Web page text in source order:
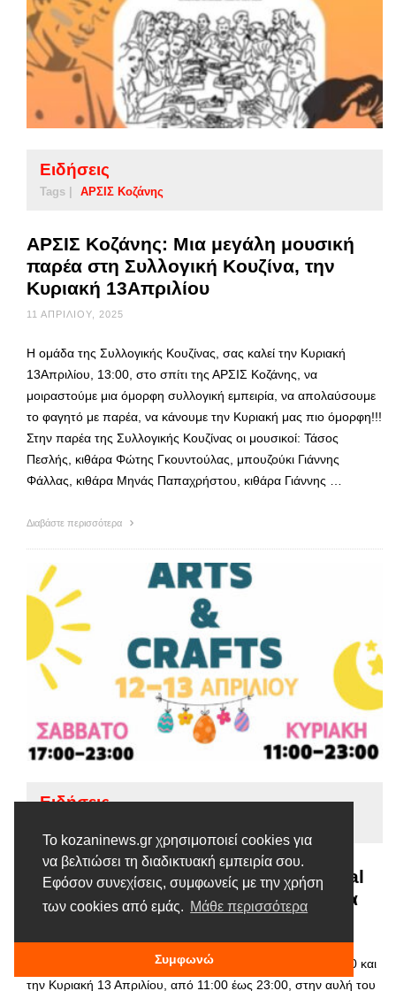
Το kozaninews.gr χρησιμοποιεί cookies για
να βελτιώσει τη διαδικτυακή εμπειρία σου.
Εφόσον συνεχίσεις, συμφωνείς με την χρήση
των cookies από εμάς. Μάθε περισσότερα
Συμφωνώ
Ειδήσεις
Tags | ΑΡΣΙΣ Κοζάνης
ΑΡΣΙΣ Κοζάνης: Μια μεγάλη μουσική
παρέα στη Συλλογική Κουζίνα, την
Κυριακή 13Απριλίου
11 ΑΠΡΙΛΊΟΥ, 2025
Η ομάδα της Συλλογικής Κουζίνας, σας καλεί την Κυριακή
13Απριλίου, 13:00, στο σπίτι της ΑΡΣΙΣ Κοζάνης, να
μοιραστούμε μια όμορφη συλλογική εμπειρία, να απολαύσουμε
το φαγητό με παρέα, να κάνουμε την Κυριακή μας πιο όμορφη!!!
Στην παρέα της Συλλογικής Κουζίνας οι μουσικοί: Τάσος
Πεσλής, κιθάρα Φώτης Γκουντούλας, μπουζούκι Γιάννης
Φάλλας, κιθάρα Μηνάς Παπαχρήστου, κιθάρα Γιάννης …
Διαβάστε περισσότερα
Ειδήσεις
ΑΡΣΙΣ Κοζάνης: Arts & Crafts Festival
Vol6 | Χειροτεχνία-Άνοιξη-Δημιουργία
Σας καλούμε το Σάββατο 12 Απριλίου από 17:00 έως 23:00 και
την Κυριακή 13 Απριλίου, από 11:00 έως 23:00, στην αυλή του